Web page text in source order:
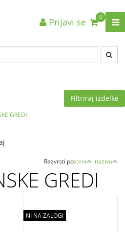
0
Prijavi se
Filtriraj izdelke
GREDI
Razvrsti po:ceni nazivu
GREDI
NI NA ZALOGI